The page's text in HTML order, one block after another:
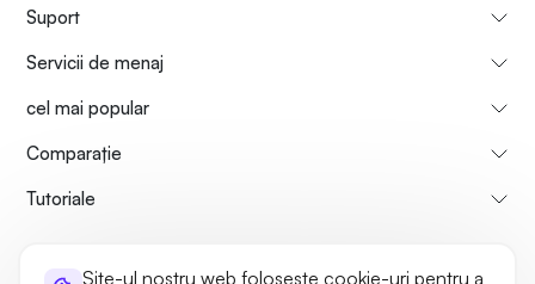
Site-ul nostru web folosește cookie-uri pentru a
Suport
Servicii de menaj
cel mai popular
Comparaţie
Tutoriale
Informații despre noiPolitica de rambursare a plăților